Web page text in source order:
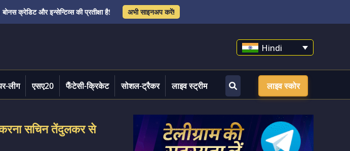
क्रेडिट और इन्सेन्टिव्स की प्रतीक्षा है! अभी साइनअप करें!
Hindi
लीग एसए20 फैंटेसी-क्रिकेट सोशल-ट्रैकर लाइव स्ट्रीम लाइव स्कोर
करना सचिन तेंदुलकर से